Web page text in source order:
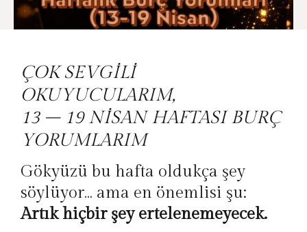
ÇOK SEVGİLİ
OKUYUCULARIM,
13 – 19 NİSAN HAFTASI BURÇ
YORUMLARIM
Gökyüzü bu hafta oldukça şey
söylüyor… ama en önemlisi şu:
Artık hiçbir şey ertelenemeyecek.